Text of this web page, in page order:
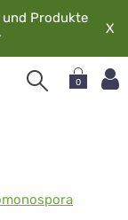
Produkte
X
0